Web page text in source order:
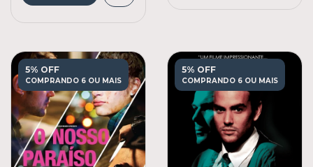
5% OFF
COMPRANDO 6 OU MAIS
5% OFF
COMPRANDO 6 OU MAIS